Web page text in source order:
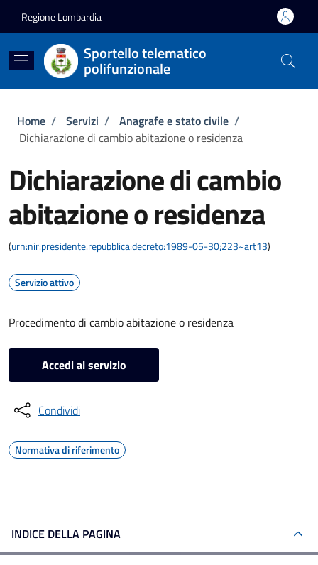
Regione Lombardia
Sportello telematico
polifunzionale
Briciole di pane
Home / Servizi / Anagrafe e stato civile /
Dichiarazione di cambio abitazione o residenza
Dichiarazione di cambio
abitazione o residenza
(urn:nir:presidente.repubblica:decreto:1989-05-30;223~art13)
Servizio attivo
Procedimento di cambio abitazione o residenza
Accedi al servizio
Condividi
Normativa di riferimento
INDICE DELLA PAGINA